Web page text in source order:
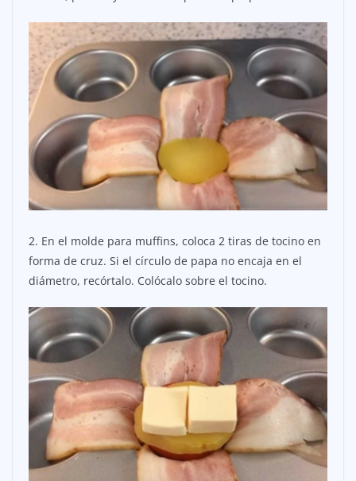
2. En el molde para muffins, coloca 2 tiras de tocino en
forma de cruz. Si el círculo de papa no encaja en el
diámetro, recórtalo. Colócalo sobre el tocino.